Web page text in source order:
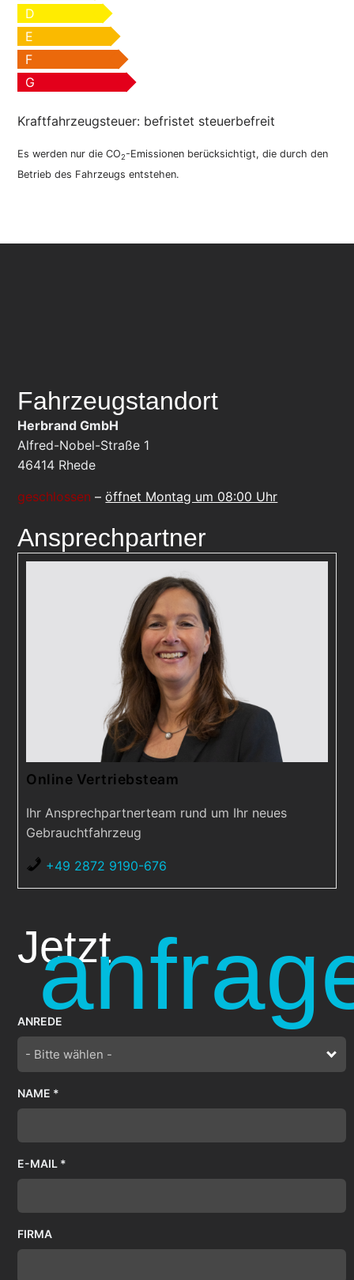
D
E
F
G
Kraftfahrzeugsteuer: befristet steuerbefreit
Es werden nur die CO2-Emissionen berücksichtigt, die durch den
Betrieb des Fahrzeugs entstehen.
Fahrzeugstandort
Herbrand GmbH
Alfred-Nobel-Straße 1
46414 Rhede
geschlossen –öffnet Montag um 08:00 Uhr
Ansprechpartner
Online Vertriebsteam
Ihr Ansprechpartnerteam rund um Ihr neues
Gebrauchtfahrzeug
+49 2872 9190-676
Jetzt
ANREDE
- Bitte wählen -
NAME *
E-MAIL *
FIRMA